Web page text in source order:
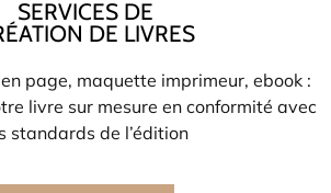
SERVICES DE
DE LIVRES
page, maquette imprimeur, ebook :
livre sur mesure en conformité avec
standards de l’édition